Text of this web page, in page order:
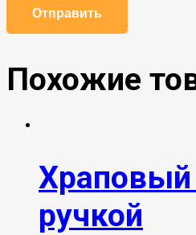
Похожие
ручкой